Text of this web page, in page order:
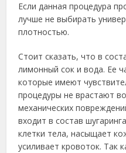
Если данная процедура
лучше не выбирать
плотностью.
Стоит сказать, что в
лимонный сок и вода. Ее
которые имеют
процедуры не врастают
механических
входит в состав
клетки тела, насыщает
усиливает кровоток. Так